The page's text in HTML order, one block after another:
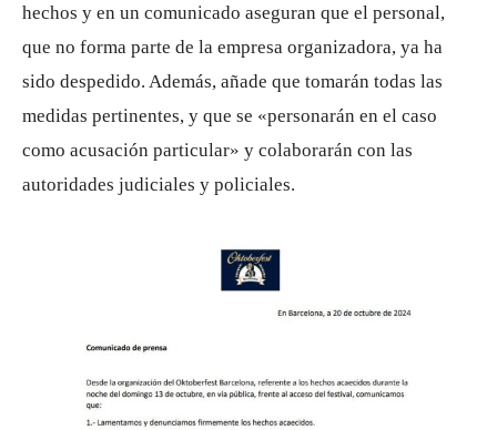
hechos y en un comunicado aseguran que el personal,
que no forma parte de la empresa organizadora, ya ha
sido despedido. Además, añade que tomarán todas las
medidas pertinentes, y que se «personarán en el caso
como acusación particular» y colaborarán con las
autoridades judiciales y policiales.